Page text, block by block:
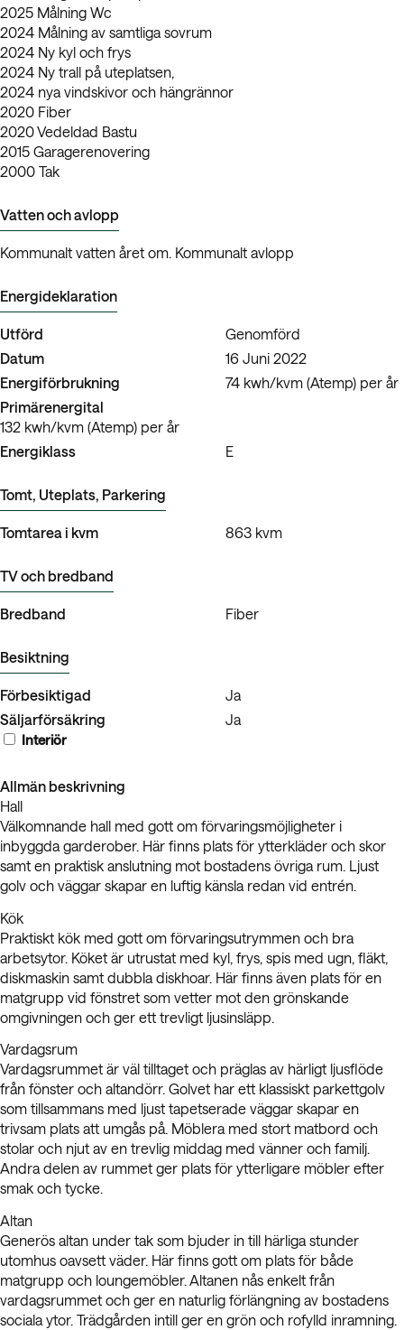
2025 Målning Wc
2024 Målning av samtliga sovrum
2024 Ny kyl och frys
2024 Ny trall på uteplatsen,
2024 nya vindskivor och hängrännor
2020 Fiber
2020 Vedeldad Bastu
2015 Garagerenovering
2000 Tak
Vatten och avlopp
Kommunalt vatten året om. Kommunalt avlopp
Energideklaration
Utförd
Genomförd
Datum
16 Juni 2022
Energiförbrukning
74 kwh/kvm (Atemp) per år
Primärenergital
132 kwh/kvm (Atemp) per år
Energiklass
E
Tomt, Uteplats, Parkering
Tomtarea i kvm 863 kvm
TV och bredband
Bredband Fiber
Besiktning
Förbesiktigad
Ja
Säljarförsäkring
Ja
Interiör
Allmän beskrivning
Hall
Välkomnande hall med gott om förvaringsmöjligheter i
inbyggda garderober. Här finns plats för ytterkläder och skor
samt en praktisk anslutning mot bostadens övriga rum. Ljust
golv och väggar skapar en luftig känsla redan vid entrén.
Kök
Praktiskt kök med gott om förvaringsutrymmen och bra
arbetsytor. Köket är utrustat med kyl, frys, spis med ugn, fläkt,
diskmaskin samt dubbla diskhoar. Här finns även plats för en
matgrupp vid fönstret som vetter mot den grönskande
omgivningen och ger ett trevligt ljusinsläpp.
Vardagsrum
Vardagsrummet är väl tilltaget och präglas av härligt ljusflöde
från fönster och altandörr. Golvet har ett klassiskt parkettgolv
som tillsammans med ljust tapetserade väggar skapar en
trivsam plats att umgås på. Möblera med stort matbord och
stolar och njut av en trevlig middag med vänner och familj.
Andra delen av rummet ger plats för ytterligare möbler efter
smak och tycke.
Altan
Generös altan under tak som bjuder in till härliga stunder
utomhus oavsett väder. Här finns gott om plats för både
matgrupp och loungemöbler. Altanen nås enkelt från
vardagsrummet och ger en naturlig förlängning av bostadens
sociala ytor. Trädgården intill ger en grön och rofylld inramning.